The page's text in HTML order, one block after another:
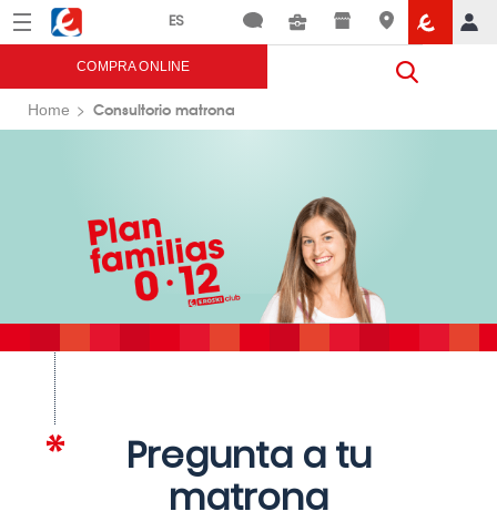
Menú Eroski
COMPRA ONLINE
Home Consultorio matrona
Pregunta a tu
matrona